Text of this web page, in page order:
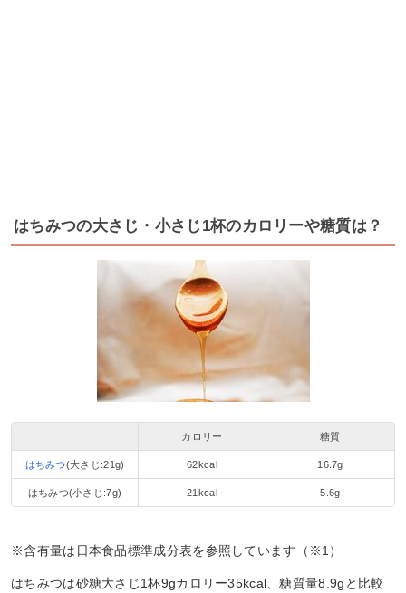
はちみつの大さじ・小さじ1杯のカロリーや糖質は？
カロリー 糖質
はちみつ(大さじ:21g) 62kcal 16.7g
はちみつ(小さじ:7g) 21kcal 5.6g
※含有量は日本食品標準成分表を参照しています（※1）
はちみつは砂糖大さじ1杯9gカロリー35kcal、糖質量8.9gと比較